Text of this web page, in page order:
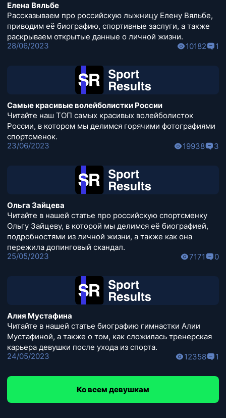
Елена Вяльбе
Рассказываем про российскую лыжницу Елену Вяльбе,
приводим её биографию, спортивные заслуги, а также
раскрываем открытые данные о личной жизни.
28/06/2023
10182 1
Самые красивые волейболистки России
Читайте наш ТОП самых красивых волейболисток
России, в котором мы делимся горячими фотографиями
спортсменок.
23/06/2023
19938 3
Ольга Зайцева
Читайте в нашей статье про российскую спортсменку
Ольгу Зайцеву, в которой мы делимся её биографией,
подробностями из личной жизни, а также как она
пережила допинговый скандал.
25/05/2023
7171 0
Алия Мустафина
Читайте в нашей статье биографию гимнастки Алии
Мустафиной, а также о том, как сложилась тренерская
карьера девушки после ухода из спорта.
24/05/2023
12358 1
Ко всем девушкам